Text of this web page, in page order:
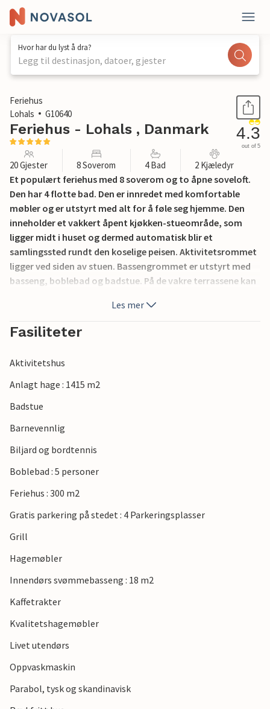
Hvor har du lyst å dra?
Legg til destinasjon, datoer, gjester
1 / 30
Feriehus
Lohals
G10640
Feriehus - Lohals , Danmark 4.3
out of 5
20 Gjester 8 Soverom 4 Bad 2 Kjæledyr
Et populært feriehus med 8 soverom og to åpne soveloft.
Den har 4 flotte bad. Den er innredet med komfortable
møbler og er utstyrt med alt for å føle seg hjemme. Den
inneholder et vakkert åpent kjøkken-stueområde, som
ligger midt i huset og dermed automatisk blir et
samlingssted rundt den koselige peisen. Aktivitetsrommet
ligger ved siden av stuen. Bassengrommet er utstyrt med
basseng, boblebad og badstue. På de vakre terrassene kan
sommerkvelder kan du tenne grillen og tilberede deilige
måltider. Forskuddsbetalingen for sluttrengjøring betales
kontant i huset sammen med forbrukskostnadene.
direkte på servicekontoret.
Les mer
Fasiliteter
Aktivitetshus
Anlagt hage : 1415 m2
Badstue
Barnevennlig
Biljard og bordtennis
Boblebad : 5 personer
Feriehus : 300 m2
Gratis parkering på stedet : 4 Parkeringsplasser
Grill
Hagemøbler
Innendørs svømmebasseng : 18 m2
Kaffetrakter
Kvalitetshagemøbler
Livet utendørs
Oppvaskmaskin
Parabol, tysk og skandinavisk